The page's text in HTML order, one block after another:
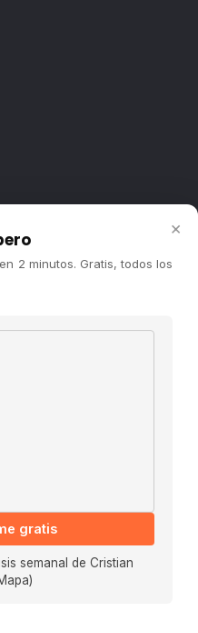
×
2 minutos. Gratis, todos los
gratis
semanal de Cristian